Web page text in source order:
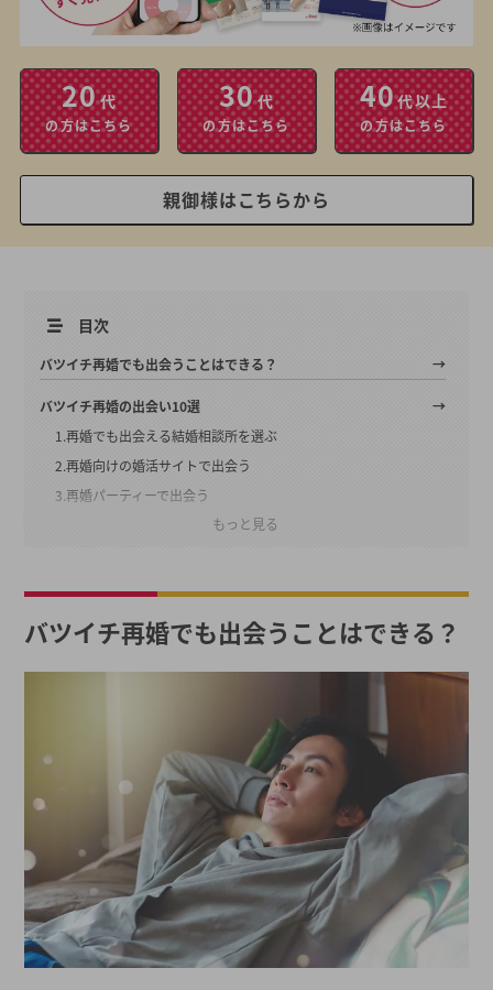
20代
の方はこちら
30代
の方はこちら
40代以上
の方はこちら
親御様はこちらから
目次
バツイチ再婚でも出会うことはできる？
バツイチ再婚の出会い10選
1.再婚でも出会える結婚相談所を選ぶ
2.再婚向けの婚活サイトで出会う
3.再婚パーティーで出会う
4.相席屋・相席ラウンジで出会う
8.友人との飲み会
9.趣味や習い事で出会う
再婚した人の出会い方の体験談・口コミ
匿名さん（男性・30代後半）
匿名さん（女性・28歳）
Mさん（女性）
Nさん（女性）
Kさん（男性）
素敵な再婚相手と出会うコツとポイント
もっと見る
バツイチ再婚でも出会うことはできる？